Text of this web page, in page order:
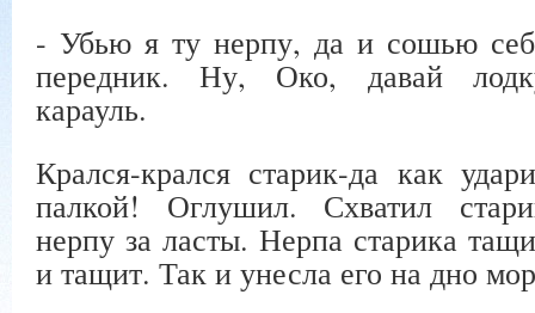
- Убью я ту нерпу, да и сошью
передник. Ну, Око, давай
карауль.
Крался-крался старик-да как
палкой! Оглушил. Схватил
нерпу за ласты. Нерпа старика
и тащит. Так и унесла его на дно